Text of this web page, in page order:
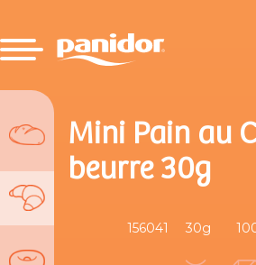
Mini Pain au
beurre 30g
156041 30g